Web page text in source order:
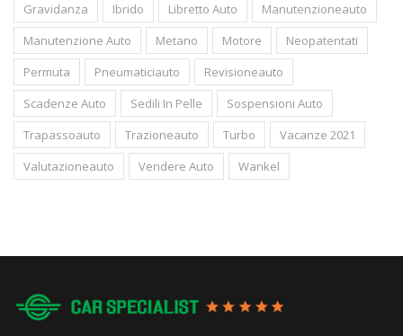
Gravidanza
Ibrido Libretto Auto
Manutenzioneauto
Manutenzione Auto
Metano Motore
Neopatentati
Permuta
Pneumaticiauto
Revisioneauto
Scadenze Auto
Sedili In Pelle
Sospensioni Auto
Trapassoauto
Trazioneauto Turbo
Vacanze 2021
Valutazioneauto
Vendere Auto Wankel